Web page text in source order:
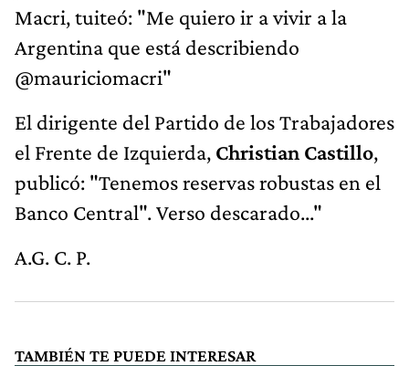
Macri, tuiteó: "Me quiero ir a vivir a la
Argentina que está describiendo
@mauriciomacri"
El dirigente del Partido de los Trabajadores
el Frente de Izquierda, Christian Castillo,
publicó: "Tenemos reservas robustas en el
Banco Central". Verso descarado..."
A.G. C. P.
TAMBIÉN TE PUEDE INTERESAR